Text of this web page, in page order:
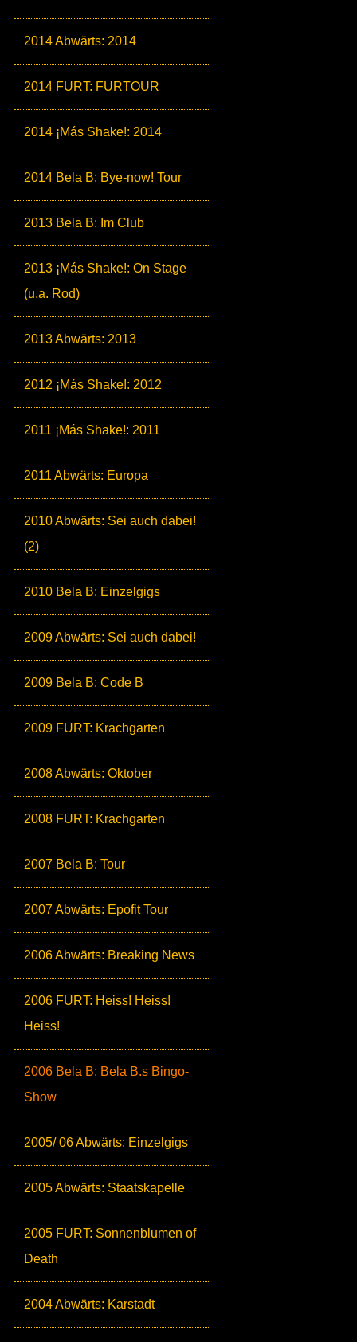
2014 Abwärts: 2014
2014 FURT: FURTOUR
2014 ¡Más Shake!: 2014
2014 Bela B: Bye-now! Tour
2013 Bela B: Im Club
2013 ¡Más Shake!: On Stage
(u.a. Rod)
2013 Abwärts: 2013
2012 ¡Más Shake!: 2012
2011 ¡Más Shake!: 2011
2011 Abwärts: Europa
2010 Abwärts: Sei auch dabei!
(2)
2010 Bela B: Einzelgigs
2009 Abwärts: Sei auch dabei!
2009 Bela B: Code B
2009 FURT: Krachgarten
2008 Abwärts: Oktober
2008 FURT: Krachgarten
2007 Bela B: Tour
2007 Abwärts: Epofit Tour
2006 Abwärts: Breaking News
2006 FURT: Heiss! Heiss!
Heiss!
2006 Bela B: Bela B.s Bingo-
Show
2005/ 06 Abwärts: Einzelgigs
2005 Abwärts: Staatskapelle
2005 FURT: Sonnenblumen of
Death
2004 Abwärts: Karstadt